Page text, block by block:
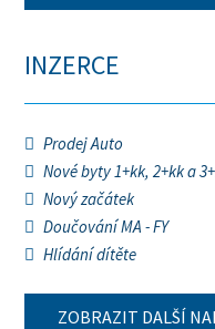
INZERCE
Prodej Auto
Nové byty 1+kk, 2+kk a
Nový začátek
Doučování MA - FY
Hlídání dítěte
ZOBRAZIT DALŠÍ